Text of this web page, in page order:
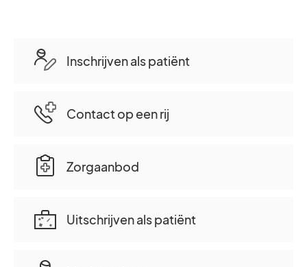
Inschrijven als patiënt
Contact op een rij
Zorgaanbod
Uitschrijven als patiënt